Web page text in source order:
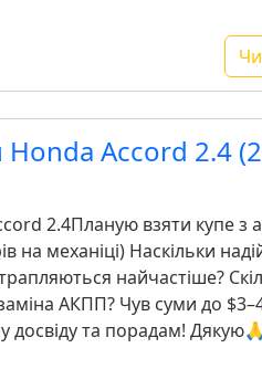
Accord 2.4
2.4Планую взяти купе з
на механіці) Наскільки
найчастіше?
АКПП? Чув суми до
досвіду та порадам!